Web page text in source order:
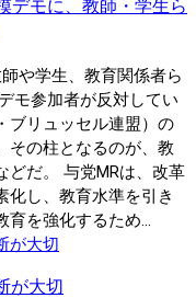
デモに、教師・学生ら
や学生、教育関係者ら
モ参加者が反対してい
ブリュッセル連盟）の
その柱となるのが、教
どだ。 与党MRは、改革
化し、教育水準を引き
を強化するため...
が大切